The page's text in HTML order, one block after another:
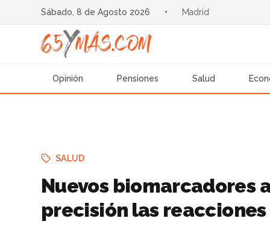
Sábado, 8 de Agosto 2026 • Madrid
Opinión Pensiones Salud
SALUD
Nuevos biomarcadores
precisión las